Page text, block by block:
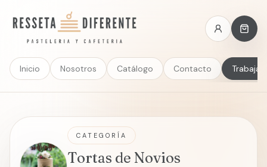
Inicio Nosotros Catálogo Contacto Trabaja
CATEGORÍA
Tortas de Novios